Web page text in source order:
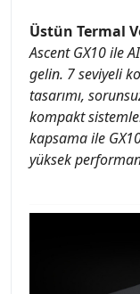
Üstün Termal
Ascent GX10 ile
gelin. 7 seviyeli
tasarımı,
kompakt
kapsama ile
yüksek